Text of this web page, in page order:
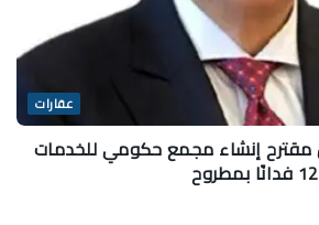
عقارات
مقترح إنشاء مجمع حكومي للخدمات